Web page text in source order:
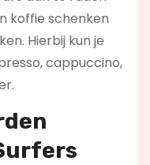
koffie schenken
Hierbij kun je
cappuccino,